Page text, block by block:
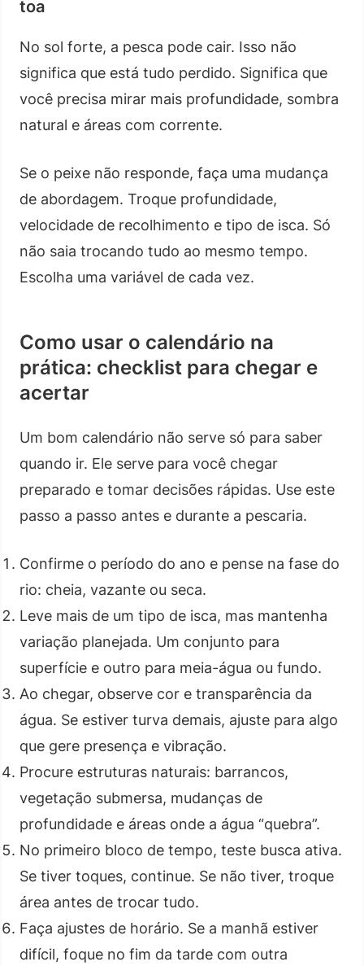
toa
No sol forte, a pesca pode cair. Isso não
significa que está tudo perdido. Significa que
você precisa mirar mais profundidade, sombra
natural e áreas com corrente.
Se o peixe não responde, faça uma mudança
de abordagem. Troque profundidade,
velocidade de recolhimento e tipo de isca. Só
não saia trocando tudo ao mesmo tempo.
Escolha uma variável de cada vez.
Como usar o calendário na
prática: checklist para chegar e
acertar
Um bom calendário não serve só para saber
quando ir. Ele serve para você chegar
preparado e tomar decisões rápidas. Use este
passo a passo antes e durante a pescaria.
Confirme o período do ano e pense na fase do
rio: cheia, vazante ou seca.
Leve mais de um tipo de isca, mas mantenha
variação planejada. Um conjunto para
superfície e outro para meia-água ou fundo.
Ao chegar, observe cor e transparência da
água. Se estiver turva demais, ajuste para algo
que gere presença e vibração.
Procure estruturas naturais: barrancos,
vegetação submersa, mudanças de
profundidade e áreas onde a água “quebra”.
No primeiro bloco de tempo, teste busca ativa.
Se tiver toques, continue. Se não tiver, troque
área antes de trocar tudo.
Faça ajustes de horário. Se a manhã estiver
difícil, foque no fim da tarde com outra